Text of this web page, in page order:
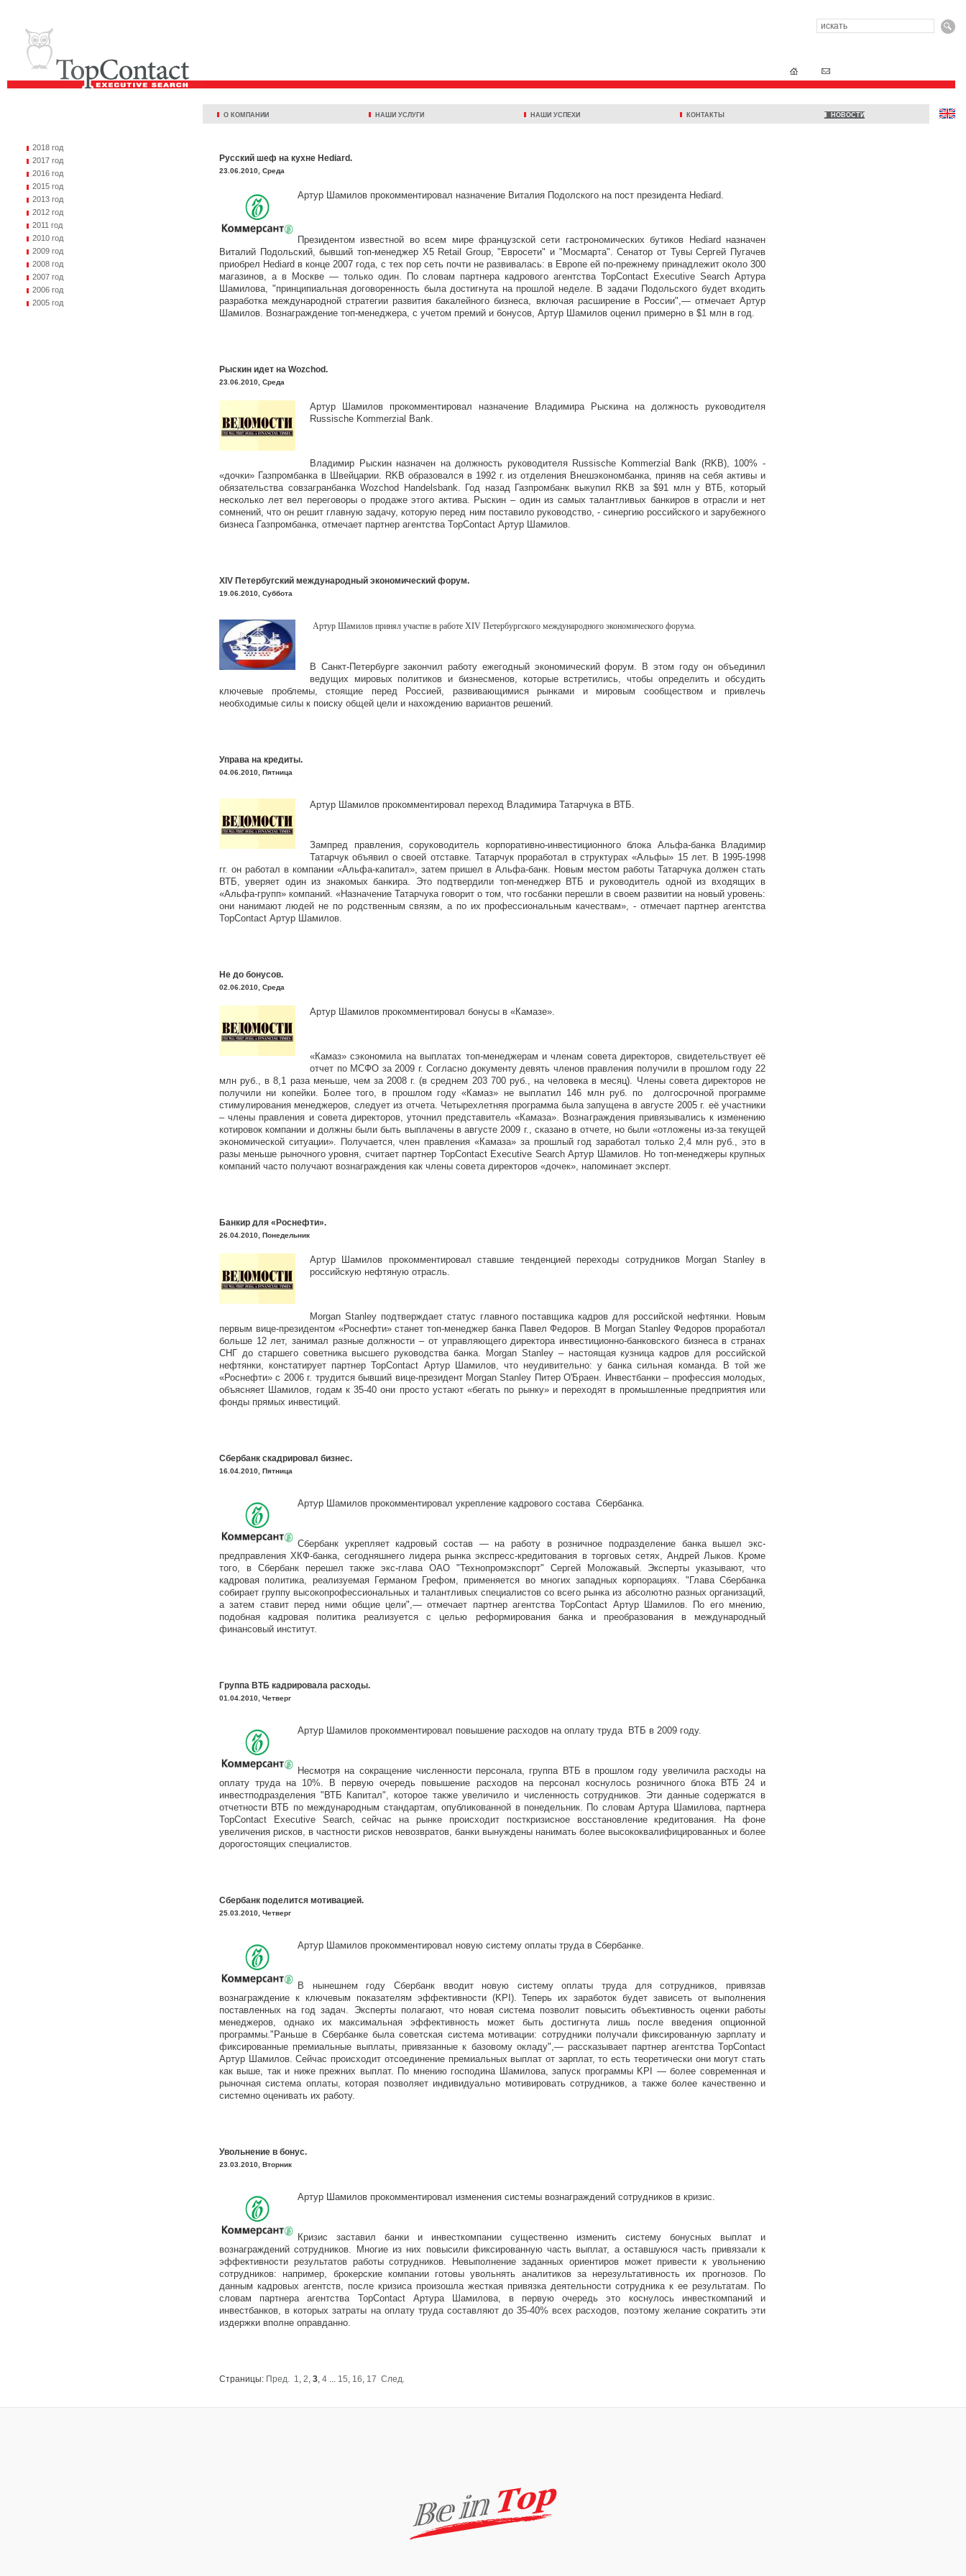
О КОМПАНИИ НАШИ УСЛУГИ НАШИ УСПЕХИ КОНТАКТЫ НОВОСТИ
2018 год
2017 год
2016 год
2015 год
2013 год
2012 год
2011 год
2010 год
2009 год
2008 год
2007 год
2006 год
2005 год
Русский шеф на кухне Hediard.
23.06.2010, Среда
Артур Шамилов прокомментировал назначение Виталия Подолского на пост президента Hediard.
Президентом известной во всем мире французской сети гастрономических бутиков Hediard назначен
Виталий Подольский, бывший топ-менеджер Х5 Retail Group, "Евросети" и "Мосмарта". Сенатор от Тувы Сергей Пугачев
приобрел Hediard в конце 2007 года, с тех пор сеть почти не развивалась: в Европе ей по-прежнему принадлежит около 300
магазинов, а в Москве — только один. По словам партнера кадрового агентства TopContact Executive Search Артура
Шамилова, "принципиальная договоренность была достигнута на прошлой неделе. В задачи Подольского будет входить
разработка международной стратегии развития бакалейного бизнеса, включая расширение в России",— отмечает Артур
Шамилов. Вознаграждение топ-менеджера, с учетом премий и бонусов, Артур Шамилов оценил примерно в $1 млн в год.
Рыскин идет на Wozchod.
23.06.2010, Среда
Артур Шамилов прокомментировал назначение Владимира Рыскина на должность руководителя
Russische Kommerzial Bank.
Владимир Рыскин назначен на должность руководителя Russische Kommerzial Bank (RKB), 100% -
«дочки» Газпромбанка в Швейцарии. RKB образовался в 1992 г. из отделения Внешэкономбанка, приняв на себя активы и
обязательства совзагранбанка Wozchod Handelsbank. Год назад Газпромбанк выкупил RKB за $91 млн у ВТБ, который
несколько лет вел переговоры о продаже этого актива. Рыскин – один из самых талантливых банкиров в отрасли и нет
сомнений, что он решит главную задачу, которую перед ним поставило руководство, - синергию российского и зарубежного
бизнеса Газпромбанка, отмечает партнер агентства TopContact Артур Шамилов.
XIV Петербугский международный экономический форум.
19.06.2010, Суббота
Артур Шамилов принял участие в работе XIV Петербургского международного экономического форума.
В Санкт-Петербурге закончил работу ежегодный экономический форум. В этом году он объединил
ведущих мировых политиков и бизнесменов, которые встретились, чтобы определить и обсудить
ключевые проблемы, стоящие перед Россией, развивающимися рынками и мировым сообществом и привлечь
необходимые силы к поиску общей цели и нахождению вариантов решений.
Управа на кредиты.
04.06.2010, Пятница
Артур Шамилов прокомментировал переход Владимира Татарчука в ВТБ.
Зампред правления, соруководитель корпоративно-инвестиционного блока Альфа-банка Владимир
Татарчук объявил о своей отставке. Татарчук проработал в структурах «Альфы» 15 лет. В 1995-1998
гг. он работал в компании «Альфа-капитал», затем пришел в Альфа-банк. Новым местом работы Татарчука должен стать
ВТБ, уверяет один из знакомых банкира. Это подтвердили топ-менеджер ВТБ и руководитель одной из входящих в
«Альфа-групп» компаний. «Назначение Татарчука говорит о том, что госбанки перешли в своем развитии на новый уровень:
они нанимают людей не по родственным связям, а по их профессиональным качествам», - отмечает партнер агентства
TopContact Артур Шамилов.
Не до бонусов.
02.06.2010, Среда
Артур Шамилов прокомментировал бонусы в «Камазе».
«Камаз» сэкономила на выплатах топ-менеджерам и членам совета директоров, свидетельствует её
отчет по МСФО за 2009 г. Согласно документу девять членов правления получили в прошлом году 22
млн руб., в 8,1 раза меньше, чем за 2008 г. (в среднем 203 700 руб., на человека в месяц). Члены совета директоров не
получили ни копейки. Более того, в прошлом году «Камаз» не выплатил 146 млн руб. по долгосрочной программе
стимулирования менеджеров, следует из отчета. Четырехлетняя программа была запущена в августе 2005 г. её участники
– члены правления и совета директоров, уточнил представитель «Камаза». Вознаграждения привязывались к изменению
котировок компании и должны были быть выплачены в августе 2009 г., сказано в отчете, но были «отложены из-за текущей
экономической ситуации». Получается, член правления «Камаза» за прошлый год заработал только 2,4 млн руб., это в
разы меньше рыночного уровня, считает партнер TopContact Executive Search Артур Шамилов. Но топ-менеджеры крупных
компаний часто получают вознаграждения как члены совета директоров «дочек», напоминает эксперт.
Банкир для «Роснефти».
26.04.2010, Понедельник
Артур Шамилов прокомментировал ставшие тенденцией переходы сотрудников Morgan Stanley в
российскую нефтяную отрасль.
Morgan Stanley подтверждает статус главного поставщика кадров для российской нефтянки. Новым
первым вице-президентом «Роснефти» станет топ-менеджер банка Павел Федоров. В Morgan Stanley Федоров проработал
больше 12 лет, занимал разные должности – от управляющего директора инвестиционно-банковского бизнеса в странах
СНГ до старшего советника высшего руководства банка.
Morgan Stanley – настоящая кузница кадров для российской
нефтянки, констатирует партнер TopContact Артур Шамилов, что неудивительно: у банка сильная команда. В той же
«Роснефти» с 2006 г. трудится бывший вице-президент Morgan Stanley Питер О'Браен. Инвестбанки – профессия молодых,
объясняет Шамилов, годам к 35-40 они просто устают «бегать по рынку» и переходят в промышленные предприятия или
фонды прямых инвестиций.
Сбербанк скадрировал бизнес.
16.04.2010, Пятница
Артур Шамилов прокомментировал укрепление кадрового состава Сбербанка.
Сбербанк укрепляет кадровый состав — на работу в розничное подразделение банка вышел экс-
предправления ХКФ-банка, сегодняшнего лидера рынка экспресс-кредитования в торговых сетях, Андрей Лыков. Кроме
того, в Сбербанк перешел также экс-глава ОАО "Технопромэкспорт" Сергей Моложавый. Эксперты указывают, что
кадровая политика, реализуемая Германом Грефом, применяется во многих западных корпорациях. "Глава Сбербанка
собирает группу высокопрофессиональных и талантливых специалистов со всего рынка из абсолютно разных организаций,
а затем ставит перед ними общие цели",— отмечает партнер агентства TopСontact Артур Шамилов. По его мнению,
подобная кадровая политика реализуется с целью реформирования банка и преобразования в международный
финансовый институт.
Группа ВТБ кадрировала расходы.
01.04.2010, Четверг
Артур Шамилов прокомментировал повышение расходов на оплату труда ВТБ в 2009 году.
Несмотря на сокращение численности персонала, группа ВТБ в прошлом году увеличила расходы на
оплату труда на 10%. В первую очередь повышение расходов на персонал коснулось розничного блока ВТБ 24 и
инвестподразделения "ВТБ Капитал", которое также увеличило и численность сотрудников. Эти данные содержатся в
отчетности ВТБ по международным стандартам, опубликованной в понедельник. По словам Артура Шамилова, партнера
TopContact Executive Search, сейчас на рынке происходит посткризисное восстановление кредитования. На фоне
увеличения рисков, в частности рисков невозвратов, банки вынуждены нанимать более высококвалифицированных и более
дорогостоящих специалистов.
Сбербанк поделится мотивацией.
25.03.2010, Четверг
Артур Шамилов прокомментировал новую систему оплаты труда в Сбербанке.
В нынешнем году Сбербанк вводит новую систему оплаты труда для сотрудников, привязав
вознаграждение к ключевым показателям эффективности (KPI). Теперь их заработок будет зависеть от выполнения
поставленных на год задач. Эксперты полагают, что новая система позволит повысить объективность оценки работы
менеджеров, однако их максимальная эффективность может быть достигнута лишь после введения опционной
программы."Раньше в Сбербанке была советская система мотивации: сотрудники получали фиксированную зарплату и
фиксированные премиальные выплаты, привязанные к базовому окладу",— рассказывает партнер агентства TopContact
Артур Шамилов. Сейчас происходит отсоединение премиальных выплат от зарплат, то есть теоретически они могут стать
как выше, так и ниже прежних выплат. По мнению господина Шамилова, запуск программы KPI — более современная и
рыночная система оплаты, которая позволяет индивидуально мотивировать сотрудников, а также более качественно и
системно оценивать их работу.
Увольнение в бонус.
23.03.2010, Вторник
Артур Шамилов прокомментировал изменения системы вознаграждений сотрудников в кризис.
Кризис заставил банки и инвесткомпании существенно изменить систему бонусных выплат и
вознаграждений сотрудников. Многие из них повысили фиксированную часть выплат, а оставшуюся часть привязали к
эффективности результатов работы сотрудников. Невыполнение заданных ориентиров может привести к увольнению
сотрудников: например, брокерские компании готовы увольнять аналитиков за нерезультативность их прогнозов. По
данным кадровых агентств, после кризиса произошла жесткая привязка деятельности сотрудника к ее результатам. По
словам партнера агентства TopContact Артура Шамилова, в первую очередь это коснулось инвесткомпаний и
инвестбанков, в которых затраты на оплату труда составляют до 35-40% всех расходов, поэтому желание сократить эти
издержки вполне оправданно.
Страницы: Пред. 1, 2, 3, 4 ... 15, 16, 17 След.